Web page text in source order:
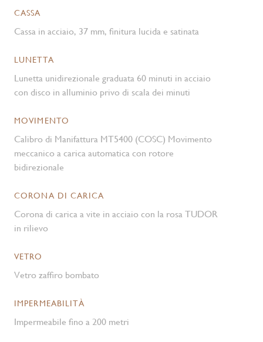
CASSA
Cassa in acciaio, 37 mm, finitura lucida e satinata
LUNETTA
Lunetta unidirezionale graduata 60 minuti in acciaio
con disco in alluminio privo di scala dei minuti
MOVIMENTO
Calibro di Manifattura MT5400 (COSC) Movimento
meccanico a carica automatica con rotore
bidirezionale
CORONA DI CARICA
Corona di carica a vite in acciaio con la rosa TUDOR
in rilievo
VETRO
Vetro zaffiro bombato
IMPERMEABILITÀ
Impermeabile fino a 200 metri